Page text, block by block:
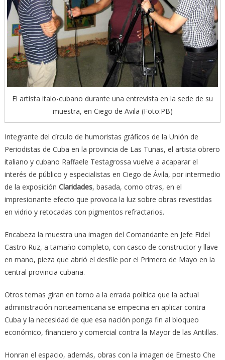
El artista italo-cubano durante una entrevista en la sede de su
muestra, en Ciego de Avila (Foto:PB)
Integrante del círculo de humoristas gráficos de la Unión de
Periodistas de Cuba en la provincia de Las Tunas, el artista obrero
italiano y cubano Raffaele Testagrossa vuelve a acaparar el
interés de público y especialistas en Ciego de Ávila, por intermedio
de la exposición Claridades, basada, como otras, en el
impresionante efecto que provoca la luz sobre obras revestidas
en vidrio y retocadas con pigmentos refractarios.
Encabeza la muestra una imagen del Comandante en Jefe Fidel
Castro Ruz, a tamaño completo, con casco de constructor y llave
en mano, pieza que abrió el desfile por el Primero de Mayo en la
central provincia cubana.
Otros temas giran en torno a la errada política que la actual
administración norteamericana se empecina en aplicar contra
Cuba y la necesidad de que esa nación ponga fin al bloqueo
económico, financiero y comercial contra la Mayor de las Antillas.
Honran el espacio, además, obras con la imagen de Ernesto Che